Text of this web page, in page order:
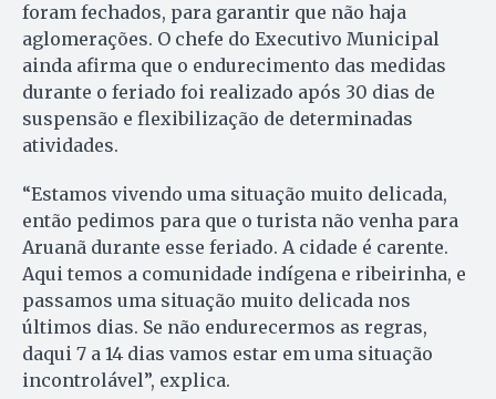
foram fechados, para garantir que não haja
aglomerações. O chefe do Executivo Municipal
ainda afirma que o endurecimento das medidas
durante o feriado foi realizado após 30 dias de
suspensão e flexibilização de determinadas
atividades.
“Estamos vivendo uma situação muito delicada,
então pedimos para que o turista não venha para
Aruanã durante esse feriado. A cidade é carente.
Aqui temos a comunidade indígena e ribeirinha, e
passamos uma situação muito delicada nos
últimos dias. Se não endurecermos as regras,
daqui 7 a 14 dias vamos estar em uma situação
incontrolável”, explica.